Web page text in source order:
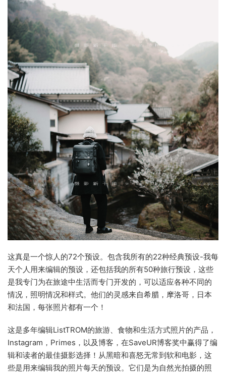
这真是一个惊人的72个预设。包含我所有的22种经典预设-我每
天个人用来编辑的预设，还包括我的所有50种旅行预设，这些
是我专门为在旅途中生活而专门开发的，可以适应各种不同的
情况，照明情况和样式。他们的灵感来自希腊，摩洛哥，日本
和法国，每张照片都有一个！
这是多年编辑ListTROM的旅游、食物和生活方式照片的产品，
Instagram，Primes，以及博客，在SaveUR博客奖中赢得了编
辑和读者的最佳摄影选择！从黑暗和喜怒无常到软和电影，这
些是用来编辑我的照片每天的预设。它们是为自然光拍摄的照